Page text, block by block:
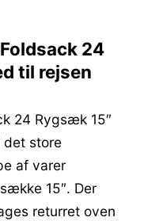
24
til rejsen
24 Rygsæk 15″
det store
af varer
15″. Der
returret oven